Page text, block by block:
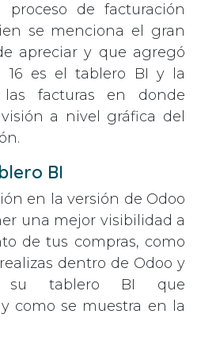
de facturación
se menciona el gran
apreciar y que agregó
16 es el tablero BI y la
las facturas en donde
a nivel gráfica del
BI
en la versión de Odoo
una mejor visibilidad a
de tus compras, como
dentro de Odoo y
su tablero BI que
como se muestra en la